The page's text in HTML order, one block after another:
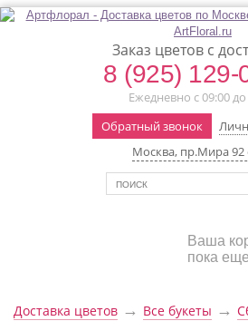
Заказ цветов с
8 (925) 129-
Ежедневно с 09:00
Обратный звонок
Москва, пр.Мира 92
Ваша
пока
Доставка цветов → Все букеты →